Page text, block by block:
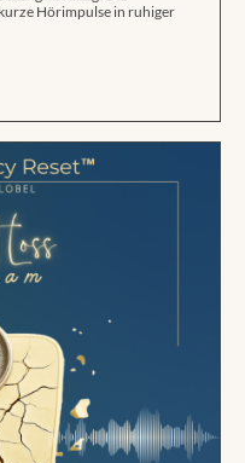
Hörimpulse in ruhiger